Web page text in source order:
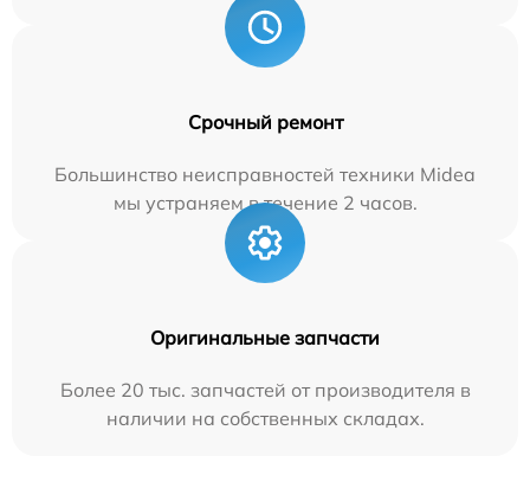
Срочный ремонт
Большинство неисправностей техники Midea
мы устраняем в течение 2 часов.
Оригинальные запчасти
Более 20 тыс. запчастей от производителя в
наличии на собственных складах.